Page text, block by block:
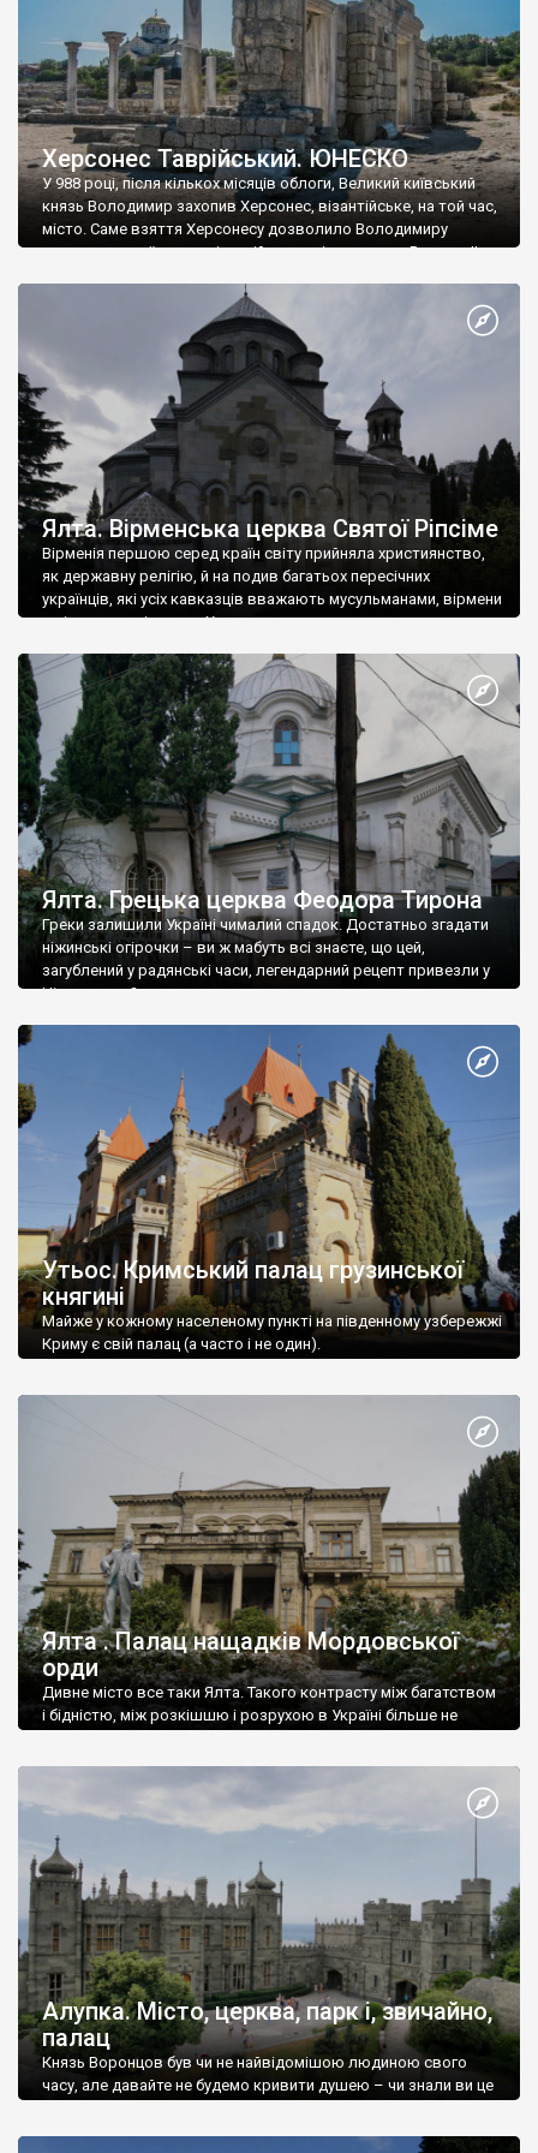
Херсонес Таврійський. ЮНЕСКО
У 988 році, після кількох місяців облоги, Великий київський
князь Володимир захопив Херсонес, візантійське, на той час,
місто. Саме взяття Херсонесу дозволило Володимиру
диктувати свої умови візантійському імператору Василю ІІ, та
Херсонесі Володимир-язичник, став Василем-християнином.
А потім було Хрещення Русі. На честь Херсонесу Таврійського
Ялта. Вірменська церква Святої Ріпсіме
Вірменія першою серед країн світу прийняла християнство,
як державну релігію, й на подив багатьох пересічних
українців, які усіх кавказців вважають мусульманами, вірмени
є відданими вірянами Христа
Ялта. Грецька церква Феодора Тирона
Греки залишили Україні чималий спадок. Достатньо згадати
ніжинські огірочки – ви ж мабуть всі знаєте, що цей,
загублений у радянські часи, легендарний рецепт привезли у
Ніжин греки?
Утьос. Кримський палац грузинської
княгині
Майже у кожному населеному пункті на південному узбережжі
Криму є свій палац (а часто і не один).
Ялта . Палац нащадків Мордовської
орди
Дивне місто все таки Ялта. Такого контрасту між багатством
і бідністю, між розкішшю і розрухою в Україні більше не
Алупка. Місто, церква, парк і, звичайно,
палац
Князь Воронцов був чи не найвідомішою людиною свого
часу, але давайте не будемо кривити душею – чи знали ви це